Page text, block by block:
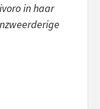
in haar